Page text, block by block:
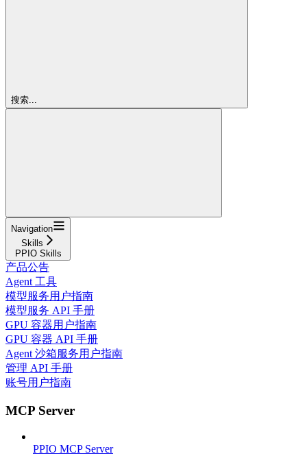
搜索...
Navigation
Skills
PPIO Skills
产品公告
Agent 工具
模型服务用户指南
模型服务 API 手册
GPU 容器用户指南
GPU 容器 API 手册
Agent 沙箱服务用户指南
管理 API 手册
账号用户指南
MCP Server
PPIO MCP Server